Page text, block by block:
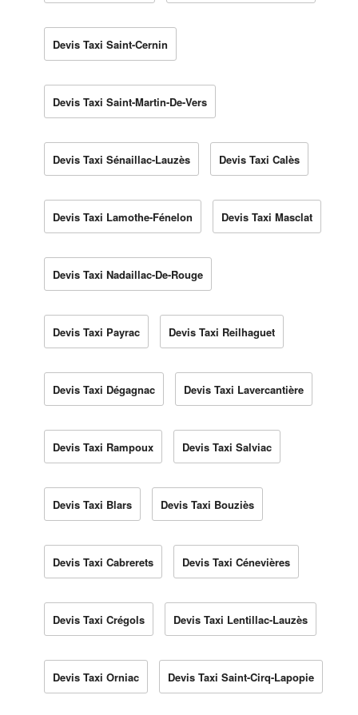
Devis Taxi Saint-Cernin
Devis Taxi Saint-Martin-De-Vers
Devis Taxi Sénaillac-Lauzès Devis Taxi Calès
Devis Taxi Lamothe-Fénelon Devis Taxi Masclat
Devis Taxi Nadaillac-De-Rouge
Devis Taxi Payrac Devis Taxi Reilhaguet
Devis Taxi Dégagnac Devis Taxi Lavercantière
Devis Taxi Rampoux Devis Taxi Salviac
Devis Taxi Blars Devis Taxi Bouziès
Devis Taxi Cabrerets Devis Taxi Cénevières
Devis Taxi Crégols Devis Taxi Lentillac-Lauzès
Devis Taxi Orniac Devis Taxi Saint-Cirq-Lapopie